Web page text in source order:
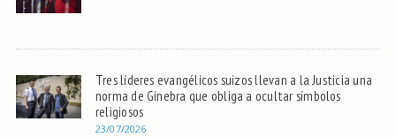
Tres líderes evangélicos suizos llevan a la Justicia una
norma de Ginebra que obliga a ocultar símbolos
religiosos
23/07/2026